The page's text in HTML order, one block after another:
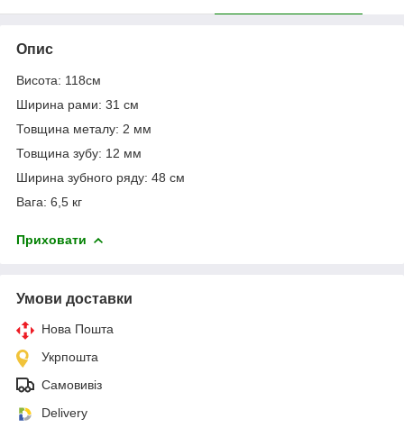
Опис
Висота: 118см
Ширина рами: 31 см
Товщина металу: 2 мм
Товщина зубу: 12 мм
Ширина зубного ряду: 48 см
Вага: 6,5 кг
Приховати
Умови доставки
Нова Пошта
Укрпошта
Самовивіз
Delivery